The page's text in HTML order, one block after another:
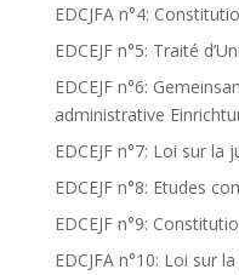
EDCJFA n°4:
EDCEJF n°5: Traité
EDCEJF n°6:
administrative
EDCEJF n°7: Loi sur
EDCEJF n°8: Etudes
EDCEJF n°9:
EDCJFA n°10: Loi sur